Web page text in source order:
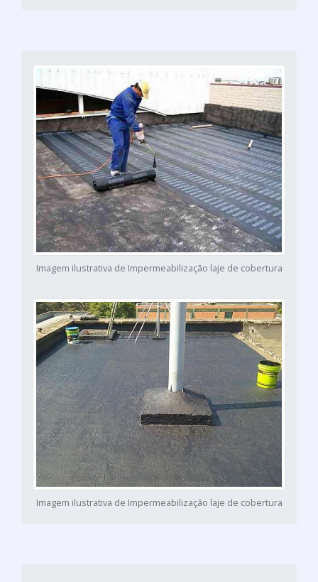
Imagem ilustrativa de Impermeabilização laje de cobertura
Imagem ilustrativa de Impermeabilização laje de cobertura